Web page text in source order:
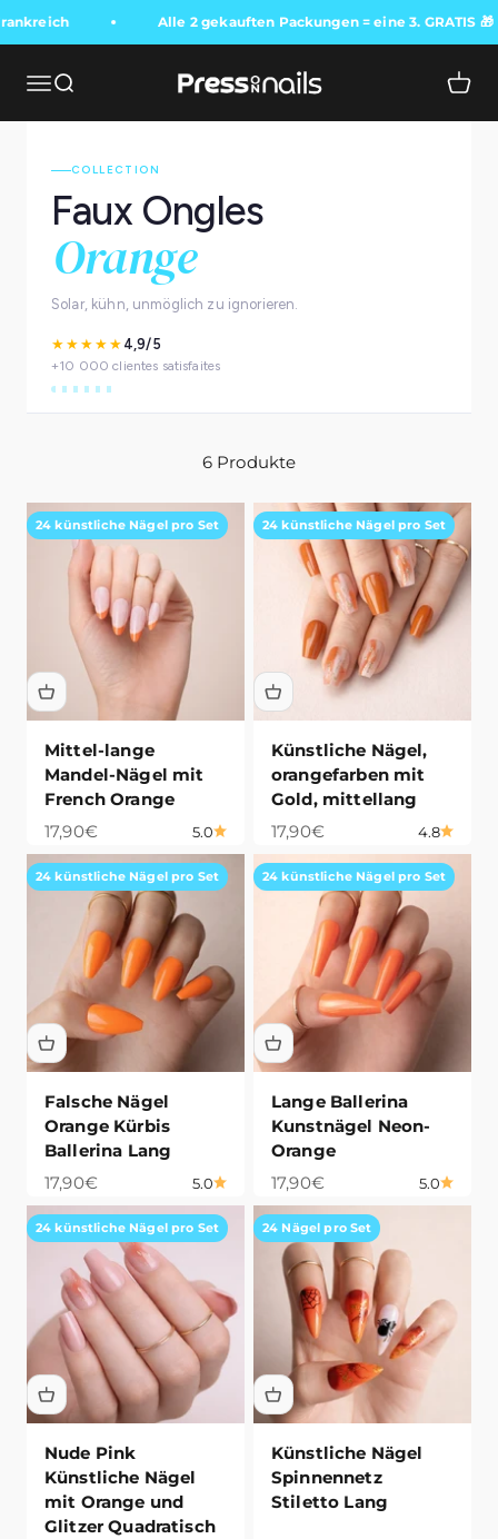
Alle 2 gekauften Packungen = eine 3. GRATIS 🎁
Navigationsmenü öffnen
Suche öffnen
Press On Nails
COLLECTION
Faux Ongles
Orange
Solar, kühn, unmöglich zu ignorieren.
★★★★★ 4,9/5
+10 000 clientes satisfaites
6 Produkte
24 künstliche Nägel pro Set
Mittel-lange
Mandel-Nägel mit
French Orange
Angebot
17,90€ 5.0
24 künstliche Nägel pro Set
Künstliche Nägel,
orangefarben mit
Gold, mittellang
Angebot
17,90€ 4.8
24 künstliche Nägel pro Set
Falsche Nägel
Orange Kürbis
Ballerina Lang
Angebot
17,90€ 5.0
24 künstliche Nägel pro Set
Lange Ballerina
Kunstnägel Neon-
Orange
Angebot
17,90€ 5.0
24 künstliche Nägel pro Set
Nude Pink
Künstliche Nägel
mit Orange und
Glitzer Quadratisch
24 Nägel pro Set
Künstliche Nägel
Spinnennetz
Stiletto Lang